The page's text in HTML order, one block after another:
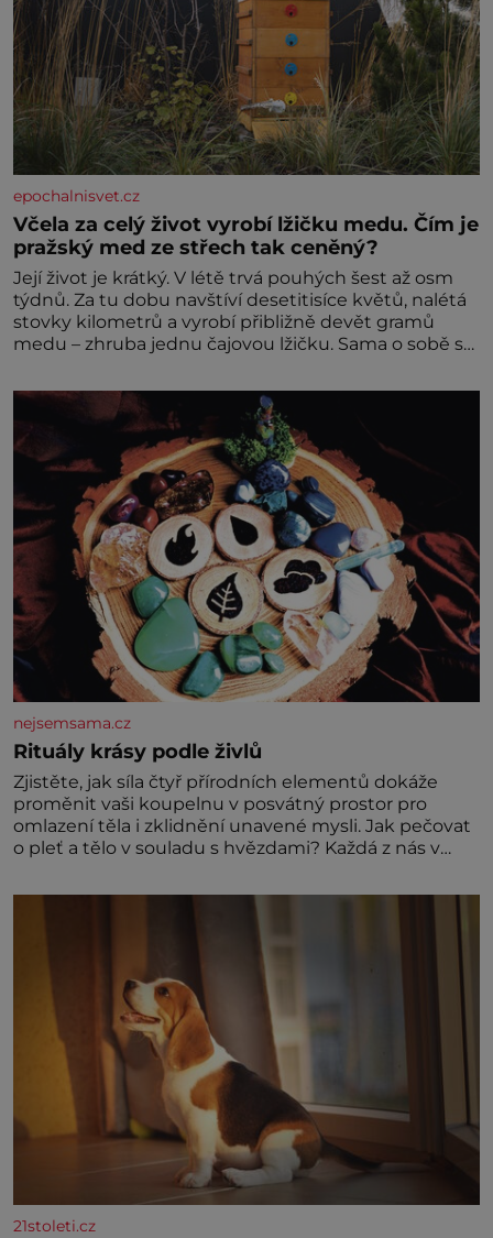
epochalnisvet.cz
Včela za celý život vyrobí lžičku medu. Čím je
pražský med ze střech tak ceněný?
Její život je krátký. V létě trvá pouhých šest až osm
týdnů. Za tu dobu navštíví desetitisíce květů, nalétá
stovky kilometrů a vyrobí přibližně devět gramů
medu – zhruba jednu čajovou lžičku. Sama o sobě se
dalšími desítkami tisíc příslušnic svého včelstva,
vznikne jeden z nejdokonalejších organismů
nejsemsama.cz
Rituály krásy podle živlů
Zjistěte, jak síla čtyř přírodních elementů dokáže
proměnit vaši koupelnu v posvátný prostor pro
omlazení těla i zklidnění unavené mysli. Jak pečovat
o pleť a tělo v souladu s hvězdami? Každá z nás v
naší povaze, ale i v potřebách naší pokožky. Ohnivá
znamení Ženy narozené ve znamení Berana, Lva a
Střelce v sobě nesou žár, odvahu a neutuchající elán.
21stoleti.cz